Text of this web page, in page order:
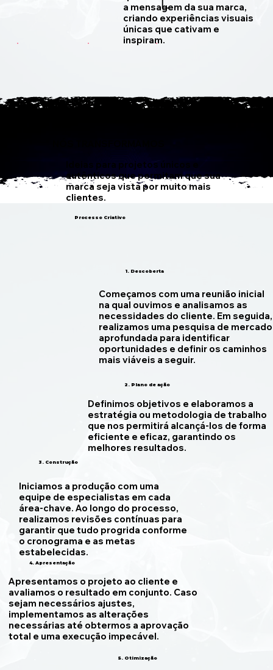
a mensagem da sua marca,
criando experiências visuais
únicas que cativam e
inspiram.
Ideias para projetos únicos e
autênticos que permitam que sua
marca seja vista por muito mais
clientes.
Processo Criativo
1. Descoberta
2. Plano de ação
Começamos com uma reunião inicial
na qual ouvimos e analisamos as
necessidades do cliente. Em seguida,
realizamos uma pesquisa de mercado
aprofundada para identificar
oportunidades e definir os caminhos
mais viáveis a seguir.
Definimos objetivos e elaboramos a
estratégia ou metodologia de trabalho
que nos permitirá alcançá-los de forma
eficiente e eficaz, garantindo os
melhores resultados.
3. Construção
4. Apresentação
Iniciamos a produção com uma
equipe de especialistas em cada
área-chave. Ao longo do processo,
realizamos revisões contínuas para
garantir que tudo progrida conforme
o cronograma e as metas
estabelecidas.
Apresentamos o projeto ao cliente e
avaliamos o resultado em conjunto. Caso
sejam necessários ajustes,
implementamos as alterações
necessárias até obtermos a aprovação
total e uma execução impecável.
5. Otimização